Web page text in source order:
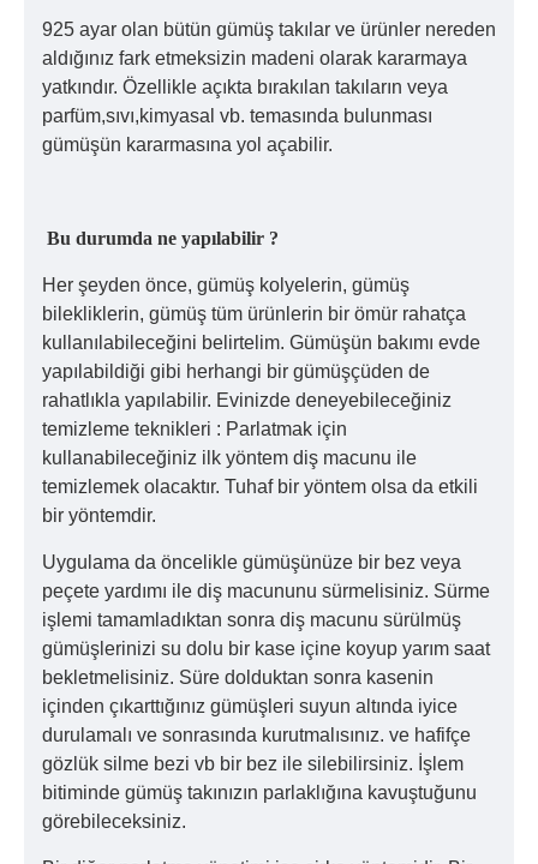
925 ayar olan bütün gümüş takılar ve ürünler nereden
aldığınız fark etmeksizin madeni olarak kararmaya
yatkındır. Özellikle açıkta bırakılan takıların veya
parfüm,sıvı,kimyasal vb. temasında bulunması
gümüşün kararmasına yol açabilir.
Bu durumda ne yapılabilir ?
Her şeyden önce, gümüş kolyelerin, gümüş
bilekliklerin, gümüş tüm ürünlerin bir ömür rahatça
kullanılabileceğini belirtelim. Gümüşün bakımı evde
yapılabildiği gibi herhangi bir gümüşçüden de
rahatlıkla yapılabilir. Evinizde deneyebileceğiniz
temizleme teknikleri : Parlatmak için
kullanabileceğiniz ilk yöntem diş macunu ile
temizlemek olacaktır. Tuhaf bir yöntem olsa da etkili
bir yöntemdir.
Uygulama da öncelikle gümüşünüze bir bez veya
peçete yardımı ile diş macununu sürmelisiniz. Sürme
işlemi tamamladıktan sonra diş macunu sürülmüş
gümüşlerinizi su dolu bir kase içine koyup yarım saat
bekletmelisiniz. Süre dolduktan sonra kasenin
içinden çıkarttığınız gümüşleri suyun altında iyice
durulamalı ve sonrasında kurutmalısınız. ve hafifçe
gözlük silme bezi vb bir bez ile silebilirsiniz. İşlem
bitiminde gümüş takınızın parlaklığına kavuştuğunu
görebileceksiniz.